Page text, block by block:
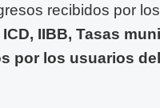
recibidos por
IIBB, Tasas
por los usuarios